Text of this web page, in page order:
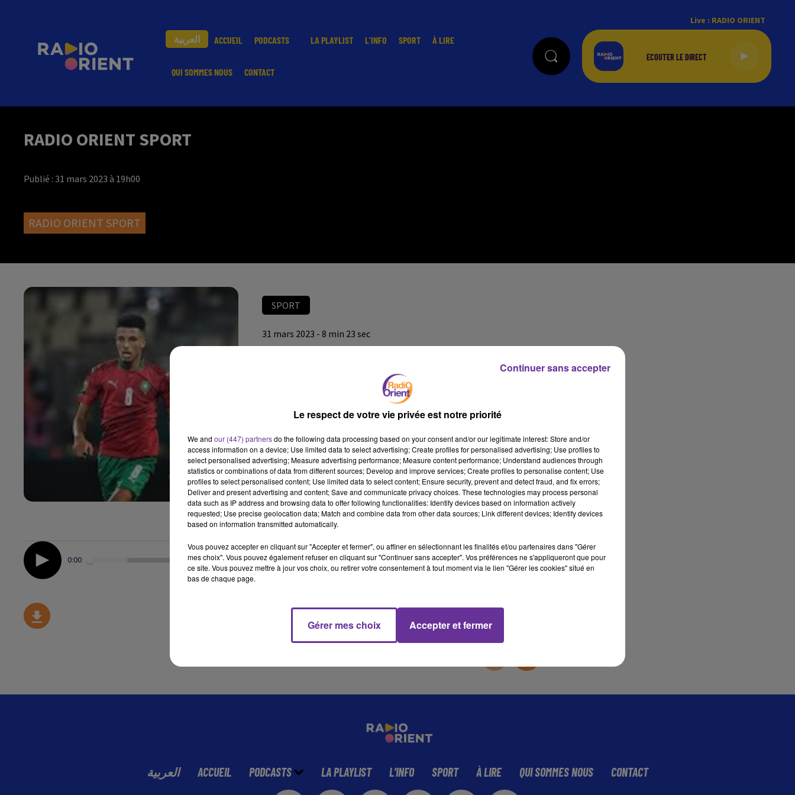
العربية ACCUEIL PODCASTS LA PLAYLIST L'INFO SPORT À LIRE
QUI SOMMES NOUS CONTACT
Live : RADIO ORIENT
RADIO ORIENT SPORT
Publié : 31 mars 2023 à 19h00
RADIO ORIENT SPORT
SPORT
31 mars 2023 - 8 min 23 sec
L’international Marocain Izzedine Ounahi le joueur de Marseille
match Maroc -Brésil samedi dernier…
Tous les détails dans votre journal du sport de Radio Orient
0:00 8 min 23 sec
العربية ACCUEIL PODCASTS LA PLAYLIST L'INFO SPORT À LIRE QUI SOMMES NOUS CONTACT
Le respect de votre vie privée est notre priorité
We and our (447) partnersdo the following data processing based on your consent and/or our legitimate interest: Store and/or
access information on a device; Use limited data to select advertising; Create profiles for personalised advertising; Use profiles to
select personalised advertising; Measure advertising performance; Measure content performance; Understand audiences through
statistics or combinations of data from different sources; Develop and improve services; Create profiles to personalise content; Use
profiles to select personalised content; Use limited data to select content; Ensure security, prevent and detect fraud, and fix errors;
Deliver and present advertising and content; Save and communicate privacy choices. These technologies may process personal
data such as IP address and browsing data to offer following functionalities: Identify devices based on information actively
requested; Use precise geolocation data; Match and combine data from other data sources; Link different devices; Identify devices
based on information transmitted automatically.
Vous pouvez accepter en cliquant sur "Accepter et fermer", ou affiner en sélectionnant les finalités et/ou partenaires dans "Gérer
mes choix". Vous pouvez également refuser en cliquant sur "Continuer sans accepter". Vos préférences ne s'appliqueront que pour
ce site. Vous pouvez mettre à jour vos choix, ou retirer votre consentement à tout moment via le lien "Gérer les cookies" situé en
bas de chaque page.
Gérer mes choix Accepter et fermer
Continuer sans accepter